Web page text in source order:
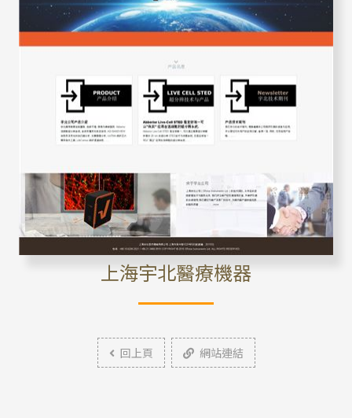
上海宇北醫療機器
回上頁 網站連結